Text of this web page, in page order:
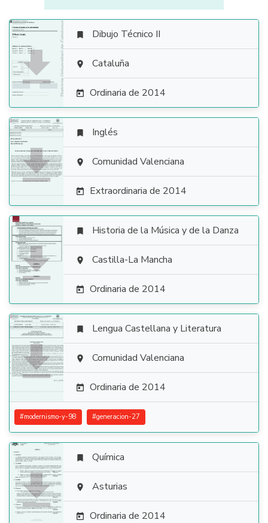

 Dibujo Técnico II
 Cataluña
 Ordinaria de 2014

 Inglés
 Comunidad Valenciana
 Extraordinaria de 2014

 Historia de la Música y de la Danza
 Castilla-La Mancha
 Ordinaria de 2014

 Lengua Castellana y Literatura
 Comunidad Valenciana
 Ordinaria de 2014
#modernismo-y-98 #generacion-27

 Química
 Asturias
 Ordinaria de 2014